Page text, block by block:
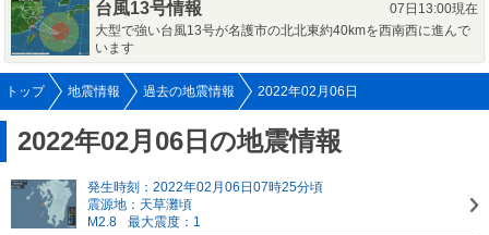
台風13号情報
07日13:00現在
大型で強い台風13号が名護市の北北東約40kmを西南西に進んで
います
トップ 地震情報 過去の地震情報 2022年02月06日
2022年02月06日の地震情報
発生時刻：2022年02月06日07時25分頃
震源地：天草灘頃
M2.8
最大震度：1